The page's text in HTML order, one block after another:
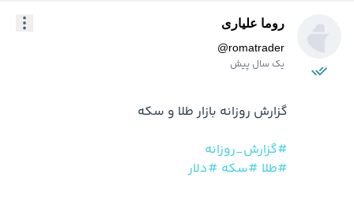
روما علیاری
@romatrader
یک سال پیش
#گزارش_روزانه
#طلا #سکه #دلار